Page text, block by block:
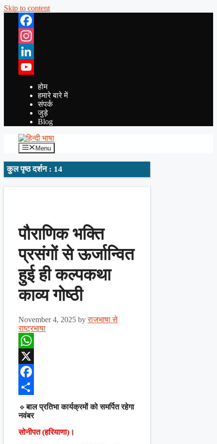
Skip to content
Facebook
Instagram
LinkedIn
YouTube
होम
हमारे बारे में
संपर्क
जुड़े
Blog
Menu
कुल पृष्ठ दर्शन : 14
पौराणिक भक्ति
प्रसंगों से ऊर्जान्वित
हुई ही कल्पकथा
काव्य गोष्ठी
November 4, 2025 byराजभाषा से
राष्ट्रभाषा
WhatsApp
X
Facebook
Share
🔹बाल प्रतिभा कार्यक्रमों को समर्पित रहेगा
नवंबर
सोनीपत (हरियाणा)।